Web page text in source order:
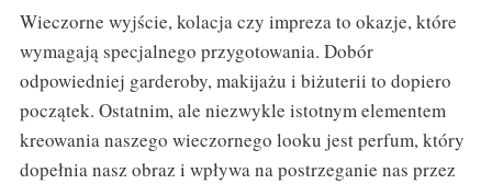
Wieczorne wyjście, kolacja czy impreza to okazje, które
wymagają specjalnego przygotowania. Dobór
odpowiedniej garderoby, makijażu i biżuterii to dopiero
początek. Ostatnim, ale niezwykle istotnym elementem
kreowania naszego wieczornego looku jest perfum, który
dopełnia nasz obraz i wpływa na postrzeganie nas przez